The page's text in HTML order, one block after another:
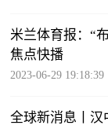
米兰体育报：“
焦点快播
2023-06-29 19:18:39
全球新消息丨汉